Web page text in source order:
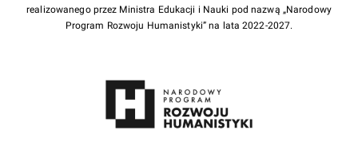
realizowanego przez Ministra Edukacji i Nauki pod nazwą „Narodowy
Program Rozwoju Humanistyki” na lata 2022-2027.